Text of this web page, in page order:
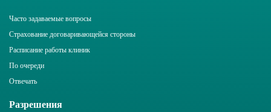
Часто задаваемые вопросы
Страхование договаривающейся стороны
Расписание работы клиник
По очереди
Отвечать
Разрешения